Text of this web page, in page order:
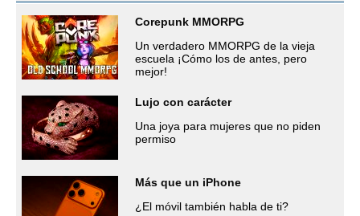
Corepunk MMORPG
Un verdadero MMORPG de la vieja
escuela ¡Cómo los de antes, pero
mejor!
Lujo con carácter
Una joya para mujeres que no piden
permiso
Más que un iPhone
¿El móvil también habla de ti?